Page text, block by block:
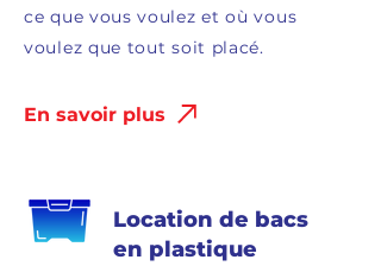
ce que vous voulez et où vous
voulez que tout soit placé.
En savoir plus
Location de bacs
en plastique